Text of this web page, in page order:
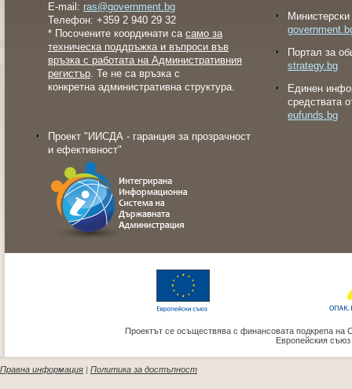
E-mail: ras@government.bg
Телефон: +359 2 940 29 32
* Посочените координати са само за
техническа поддръжка и въпроси във
връзка с работата на Административния
регистър. Те не са връзка с
конкретна административна структура.
Проект "ИИСДА - гаранция за прозрачност
и ефективност"
Портал за
strategy.bg
Eдинен
средствата
eufunds.bg
Проектът се осъществява с финансовата подкрепа на
Европейския
Правна информация | Политика за достъпност